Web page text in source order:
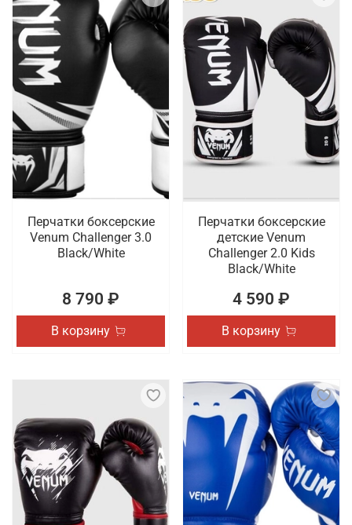
Перчатки боксерские
Venum Challenger 3.0
Black/White
8 790 ₽
В корзину
Перчатки боксерские
детские Venum
Challenger 2.0 Kids
Black/White
4 590 ₽
В корзину